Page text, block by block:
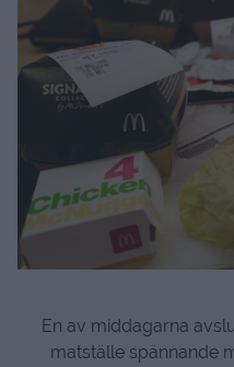
En av middagarna
matställe spännande